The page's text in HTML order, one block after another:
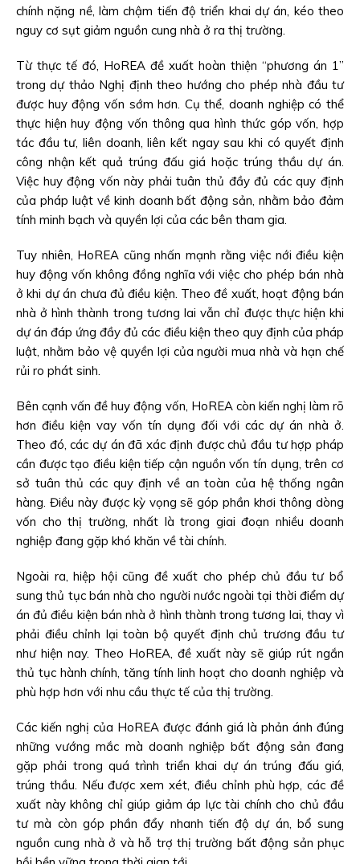
chính nặng nề, làm chậm tiến độ triển khai dự án, kéo theo
nguy cơ sụt giảm nguồn cung nhà ở ra thị trường.
Từ thực tế đó, HoREA đề xuất hoàn thiện “phương án 1”
trong dự thảo Nghị định theo hướng cho phép nhà đầu tư
được huy động vốn sớm hơn. Cụ thể, doanh nghiệp có thể
thực hiện huy động vốn thông qua hình thức góp vốn, hợp
tác đầu tư, liên doanh, liên kết ngay sau khi có quyết định
công nhận kết quả trúng đấu giá hoặc trúng thầu dự án.
Việc huy động vốn này phải tuân thủ đầy đủ các quy định
của pháp luật về kinh doanh bất động sản, nhằm bảo đảm
tính minh bạch và quyền lợi của các bên tham gia.
Tuy nhiên, HoREA cũng nhấn mạnh rằng việc nới điều kiện
huy động vốn không đồng nghĩa với việc cho phép bán nhà
ở khi dự án chưa đủ điều kiện. Theo đề xuất, hoạt động bán
nhà ở hình thành trong tương lai vẫn chỉ được thực hiện khi
dự án đáp ứng đầy đủ các điều kiện theo quy định của pháp
luật, nhằm bảo vệ quyền lợi của người mua nhà và hạn chế
rủi ro phát sinh.
Bên cạnh vấn đề huy động vốn, HoREA còn kiến nghị làm rõ
hơn điều kiện vay vốn tín dụng đối với các dự án nhà ở.
Theo đó, các dự án đã xác định được chủ đầu tư hợp pháp
cần được tạo điều kiện tiếp cận nguồn vốn tín dụng, trên cơ
sở tuân thủ các quy định về an toàn của hệ thống ngân
hàng. Điều này được kỳ vọng sẽ góp phần khơi thông dòng
vốn cho thị trường, nhất là trong giai đoạn nhiều doanh
nghiệp đang gặp khó khăn về tài chính.
Ngoài ra, hiệp hội cũng đề xuất cho phép chủ đầu tư bổ
sung thủ tục bán nhà cho người nước ngoài tại thời điểm dự
án đủ điều kiện bán nhà ở hình thành trong tương lai, thay vì
phải điều chỉnh lại toàn bộ quyết định chủ trương đầu tư
như hiện nay. Theo HoREA, đề xuất này sẽ giúp rút ngắn
thủ tục hành chính, tăng tính linh hoạt cho doanh nghiệp và
phù hợp hơn với nhu cầu thực tế của thị trường.
Các kiến nghị của HoREA được đánh giá là phản ánh đúng
những vướng mắc mà doanh nghiệp bất động sản đang
gặp phải trong quá trình triển khai dự án trúng đấu giá,
trúng thầu. Nếu được xem xét, điều chỉnh phù hợp, các đề
xuất này không chỉ giúp giảm áp lực tài chính cho chủ đầu
tư mà còn góp phần đẩy nhanh tiến độ dự án, bổ sung
nguồn cung nhà ở và hỗ trợ thị trường bất động sản phục